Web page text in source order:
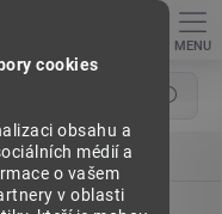
cookies
obsahu a
médií a
o vašem
v oblasti
Hledat